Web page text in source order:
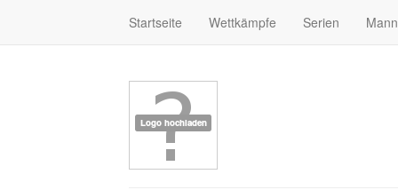
Startseite Wettkämpfe Serien